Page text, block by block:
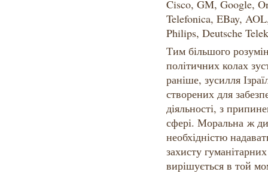
Cisco, GM, Google,
Telefonica, EBay,
Philips, Deutsche
Тим більшого
політичних колах
раніше, зусилля
створених для
діяльності, з
сфері. Моральна ж
необхідністю
захисту
вирішується в той